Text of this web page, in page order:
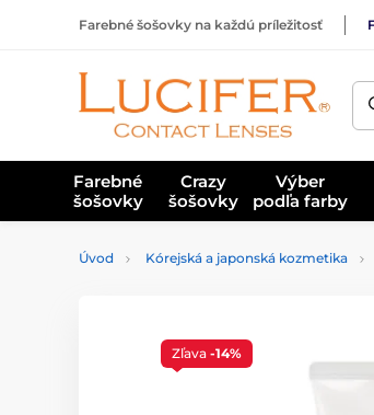
Farebné šošovky na každú príležitosť
Farebné
šošovky
Crazy
šošovky
Výber
podľa farby
Úvod Kórejská a japonská kozmetika
Zľava -14%